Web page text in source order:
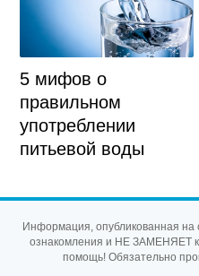
5 мифов о
правильном
употреблении
питьевой воды
Информация, опубликованная
ознакомления и НЕ ЗАМЕНЯЕТ
помощь! Обязательно